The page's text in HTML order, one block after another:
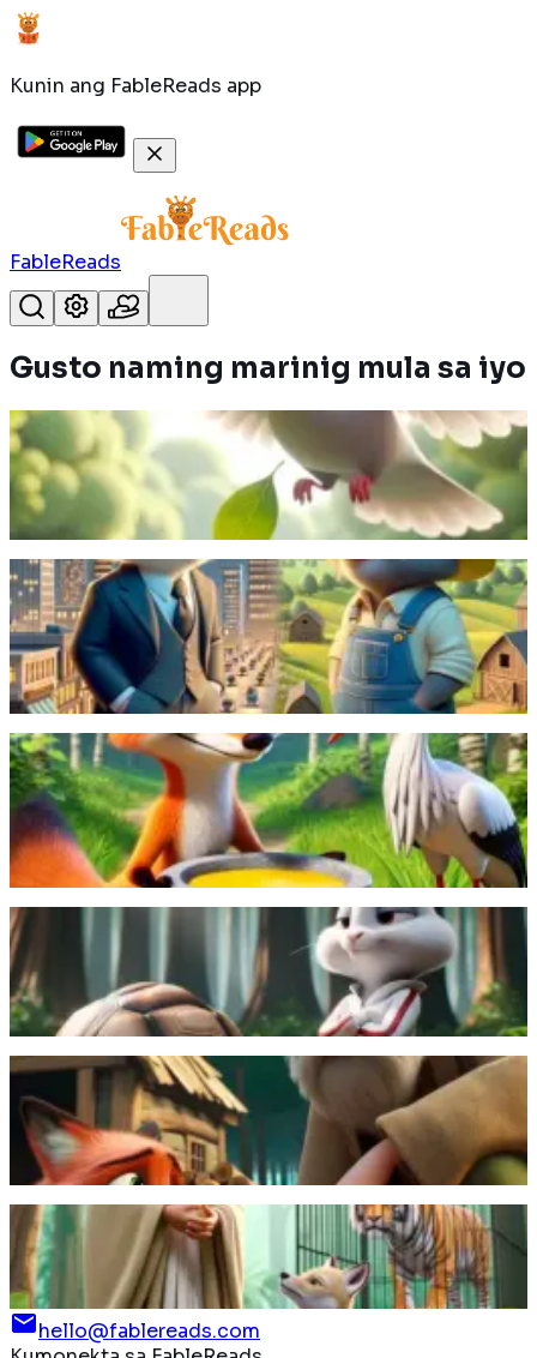
Kunin ang FableReads app
FableReads
Gusto naming marinig mula sa iyo
Isang langgam ang naligtas ng kalapati mula sa
pagkakalunod, at kalaunan, iniligtas naman ng
langgam ang kalapati mula sa mangangaso.
Magbasa pa
Binisita ng Dagang Bayan ang Dagang Bukid, na
sumubok maglakbay sa lungsod ngunit natakot sa
panganib at mas pinili ang kanyang mapayapang
buhay.
Magbasa pa
Gumamit ng patag na plato ang tusong soro para
linlangin ang tagak, ngunit naghiganti ang tagak sa
pamamagitan ng pagbigay ng pagkain sa garapon,
kaya't nagutom ang soro.
Magbasa pa
Ang mabagal ngunit matiyagang pagong ay nanalo sa
karera laban sa mayabang at sobrang tiwala sa sarili
na kuneho.
Magbasa pa
Isang magtotroso ang tumulong sa soro ngunit
ibinunyag ang taguan nito; umalis ang soro nang
hindi nagpasalamat.
Magbasa pa
Isang Brahmin ang nakaligtas mula sa traydor na tigre
sa tulong ng isang matalinong jackal.
Magbasa pa
hello@fablereads.com